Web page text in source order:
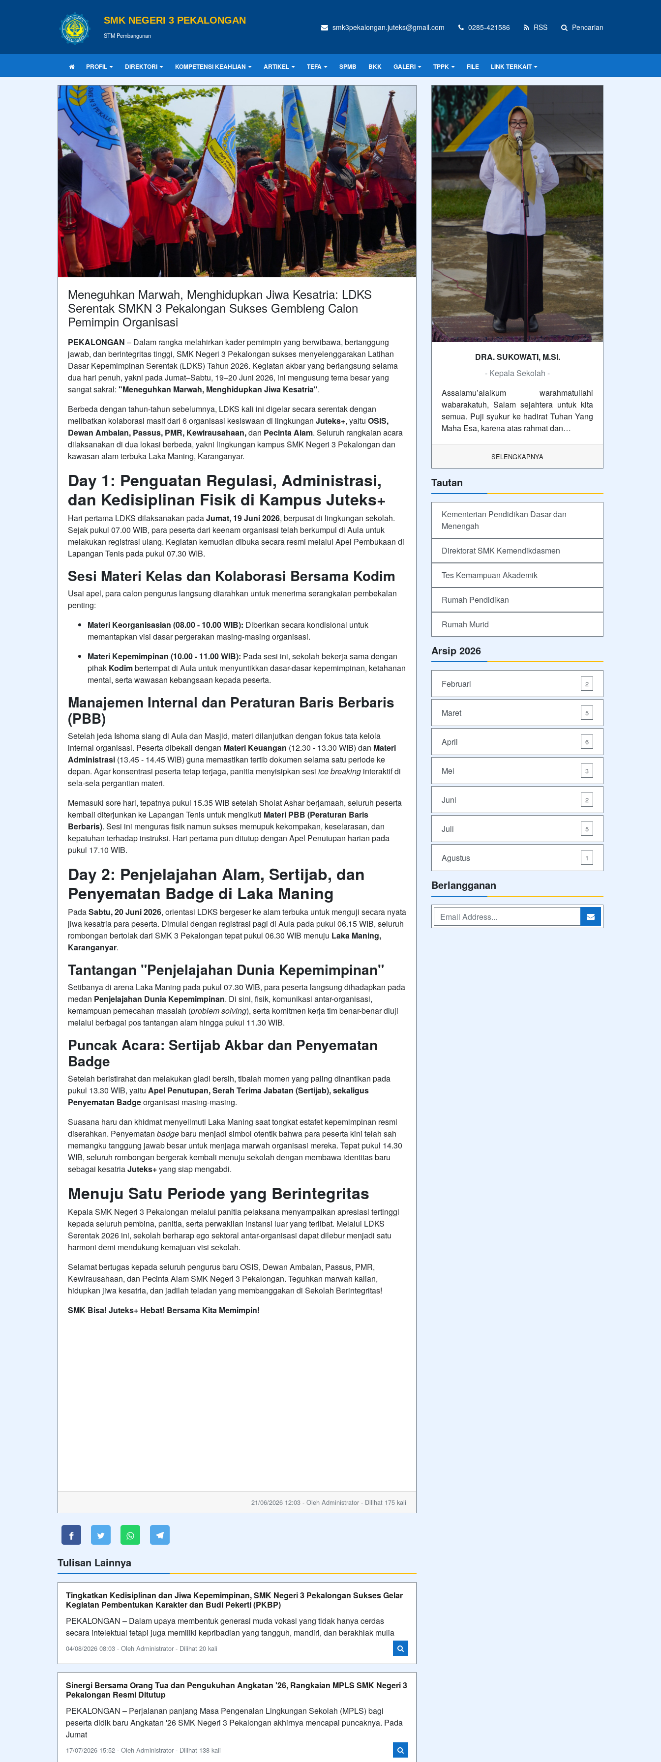
SMK NEGERI 3 PEKALONGAN
STM Pembangunan
smk3pekalongan.juteks@gmail.com 0285-421586 RSS Pencarian
PROFIL DIREKTORI KOMPETENSI KEAHLIAN ARTIKEL TEFA SPMB BKK GALERI TPPK FILE LINK TERKAIT
Meneguhkan Marwah, Menghidupkan Jiwa Kesatria: LDKS
Serentak SMKN 3 Pekalongan Sukses Gembleng Calon
Pemimpin Organisasi
PEKALONGAN – Dalam rangka melahirkan kader pemimpin yang berwibawa, bertanggung
jawab, dan berintegritas tinggi, SMK Negeri 3 Pekalongan sukses menyelenggarakan Latihan
Dasar Kepemimpinan Serentak (LDKS) Tahun 2026. Kegiatan akbar yang berlangsung selama
dua hari penuh, yakni pada Jumat–Sabtu, 19–20 Juni 2026, ini mengusung tema besar yang
sangat sakral: "Meneguhkan Marwah, Menghidupkan Jiwa Kesatria".
Berbeda dengan tahun-tahun sebelumnya, LDKS kali ini digelar secara serentak dengan
melibatkan kolaborasi masif dari 6 organisasi kesiswaan di lingkungan Juteks+, yaitu OSIS,
Dewan Ambalan, Passus, PMR, Kewirausahaan,dan Pecinta Alam. Seluruh rangkaian acara
dilaksanakan di dua lokasi berbeda, yakni lingkungan kampus SMK Negeri 3 Pekalongan dan
kawasan alam terbuka Laka Maning, Karanganyar.
Day 1: Penguatan Regulasi, Administrasi,
dan Kedisiplinan Fisik di Kampus Juteks+
Hari pertama LDKS dilaksanakan padaJumat, 19 Juni 2026, berpusat di lingkungan sekolah.
Sejak pukul 07.00 WIB, para peserta dari keenam organisasi telah berkumpul di Aula untuk
melakukan registrasi ulang. Kegiatan kemudian dibuka secara resmi melalui Apel Pembukaan di
Lapangan Tenis pada pukul 07.30 WIB.
Sesi Materi Kelas dan Kolaborasi Bersama Kodim
Usai apel, para calon pengurus langsung diarahkan untuk menerima serangkaian pembekalan
penting:
Materi Keorganisasian (08.00 - 10.00 WIB): Diberikan secara kondisional untuk
memantapkan visi dasar pergerakan masing-masing organisasi.
Materi Kepemimpinan (10.00 - 11.00 WIB): Pada sesi ini, sekolah bekerja sama dengan
pihak Kodimbertempat di Aula untuk menyuntikkan dasar-dasar kepemimpinan, ketahanan
mental, serta wawasan kebangsaan kepada peserta.
Manajemen Internal dan Peraturan Baris Berbaris
(PBB)
Setelah jeda Ishoma siang di Aula dan Masjid, materi dilanjutkan dengan fokus tata kelola
internal organisasi. Peserta dibekali dengan Materi Keuangan (12.30 - 13.30 WIB) dan Materi
Administrasi (13.45 - 14.45 WIB) guna memastikan tertib dokumen selama satu periode ke
depan. Agar konsentrasi peserta tetap terjaga, panitia menyisipkan sesi ice breaking interaktif di
sela-sela pergantian materi.
Memasuki sore hari, tepatnya pukul 15.35 WIB setelah Sholat Ashar berjamaah, seluruh peserta
kembali diterjunkan ke Lapangan Tenis untuk mengikuti Materi PBB (Peraturan Baris
Berbaris). Sesi ini menguras fisik namun sukses memupuk kekompakan, keselarasan, dan
kepatuhan terhadap instruksi. Hari pertama pun ditutup dengan Apel Penutupan harian pada
pukul 17.10 WIB.
Day 2: Penjelajahan Alam, Sertijab, dan
Penyematan Badge di Laka Maning
PadaSabtu, 20 Juni 2026, orientasi LDKS bergeser ke alam terbuka untuk menguji secara nyata
jiwa kesatria para peserta. Dimulai dengan registrasi pagi di Aula pada pukul 06.15 WIB, seluruh
rombongan bertolak dari SMK 3 Pekalongan tepat pukul 06.30 WIB menuju Laka Maning,
Karanganyar.
Tantangan "Penjelajahan Dunia Kepemimpinan"
Setibanya di arena Laka Maning pada pukul 07.30 WIB, para peserta langsung dihadapkan pada
medan Penjelajahan Dunia Kepemimpinan. Di sini, fisik, komunikasi antar-organisasi,
kemampuan pemecahan masalah (problem solving), serta komitmen kerja tim benar-benar diuji
melalui berbagai pos tantangan alam hingga pukul 11.30 WIB.
Puncak Acara: Sertijab Akbar dan Penyematan
Badge
Setelah beristirahat dan melakukan gladi bersih, tibalah momen yang paling dinantikan pada
pukul 13.30 WIB, yaitu Apel Penutupan, Serah Terima Jabatan (Sertijab), sekaligus
Penyematan Badgeorganisasi masing-masing.
Suasana haru dan khidmat menyelimuti Laka Maning saat tongkat estafet kepemimpinan resmi
diserahkan. Penyematan badgebaru menjadi simbol otentik bahwa para peserta kini telah sah
memangku tanggung jawab besar untuk menjaga marwah organisasi mereka. Tepat pukul 14.30
WIB, seluruh rombongan bergerak kembali menuju sekolah dengan membawa identitas baru
sebagai kesatriaJuteks+yang siap mengabdi.
Menuju Satu Periode yang Berintegritas
Kepala SMK Negeri 3 Pekalongan melalui panitia pelaksana menyampaikan apresiasi tertinggi
kepada seluruh pembina, panitia, serta perwakilan instansi luar yang terlibat. Melalui LDKS
Serentak 2026 ini, sekolah berharap ego sektoral antar-organisasi dapat dilebur menjadi satu
harmoni demi mendukung kemajuan visi sekolah.
Selamat bertugas kepada seluruh pengurus baru OSIS, Dewan Ambalan, Passus, PMR,
Kewirausahaan, dan Pecinta Alam SMK Negeri 3 Pekalongan. Teguhkan marwah kalian,
hidupkan jiwa kesatria, dan jadilah teladan yang membanggakan di Sekolah Berintegritas!
SMK Bisa! Juteks+ Hebat! Bersama Kita Memimpin!
21/06/2026 12:03 - Oleh Administrator - Dilihat 175 kali
Tulisan Lainnya
Tingkatkan Kedisiplinan dan Jiwa Kepemimpinan, SMK Negeri 3 Pekalongan Sukses Gelar
Kegiatan Pembentukan Karakter dan Budi Pekerti (PKBP)
PEKALONGAN – Dalam upaya membentuk generasi muda vokasi yang tidak hanya cerdas
secara intelektual tetapi juga memiliki kepribadian yang tangguh, mandiri, dan berakhlak mulia
04/08/2026 08:03 - Oleh Administrator - Dilihat 20 kali
Sinergi Bersama Orang Tua dan Pengukuhan Angkatan '26, Rangkaian MPLS SMK Negeri 3
Pekalongan Resmi Ditutup
PEKALONGAN – Perjalanan panjang Masa Pengenalan Lingkungan Sekolah (MPLS) bagi
peserta didik baru Angkatan '26 SMK Negeri 3 Pekalongan akhirnya mencapai puncaknya. Pada
Jumat
17/07/2026 15:52 - Oleh Administrator - Dilihat 138 kali
DRA. SUKOWATI, M.SI.
- Kepala Sekolah -
Assalamu’alaikum warahmatullahi
wabarakatuh, Salam sejahtera untuk kita
semua. Puji syukur ke hadirat Tuhan Yang
Maha Esa, karena atas rahmat dan…
SELENGKAPNYA
Tautan
Kementerian Pendidikan Dasar dan
Menengah
Direktorat SMK Kemendikdasmen
Tes Kemampuan Akademik
Rumah Pendidikan
Rumah Murid
Arsip 2026
Februari 2
Maret 5
April 6
Mei 3
Juni 2
Juli 5
Agustus 1
Berlangganan